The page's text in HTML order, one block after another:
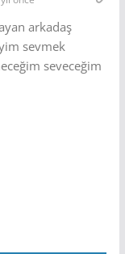
arkadaş
sevmek
seveceğim